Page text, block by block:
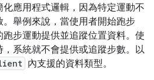
應用程式邏輯，因為特定運動不
舉例來說，當使用者開始跑步
步運動提供並追蹤位置資料。使
系統就不會提供或追蹤步數。以
內支援的資料類型。